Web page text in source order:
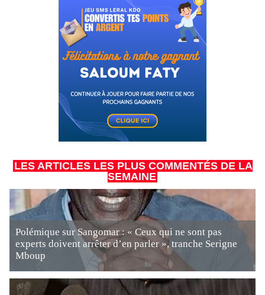
LES ARTICLES LES PLUS COMMENTÉS DE LA
SEMAINE
Polémique sur Sangomar : « Ceux qui ne sont pas
experts doivent arrêter d’en parler », tranche Serigne
Mboup